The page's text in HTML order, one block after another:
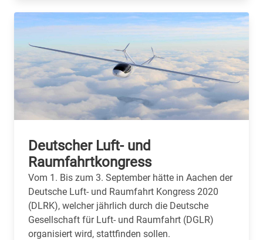
Deutscher Luft- und
Raumfahrtkongress
Vom 1. Bis zum 3. September hätte in Aachen der
Deutsche Luft- und Raumfahrt Kongress 2020
(DLRK), welcher jährlich durch die Deutsche
Gesellschaft für Luft- und Raumfahrt (DGLR)
organisiert wird, stattfinden sollen.